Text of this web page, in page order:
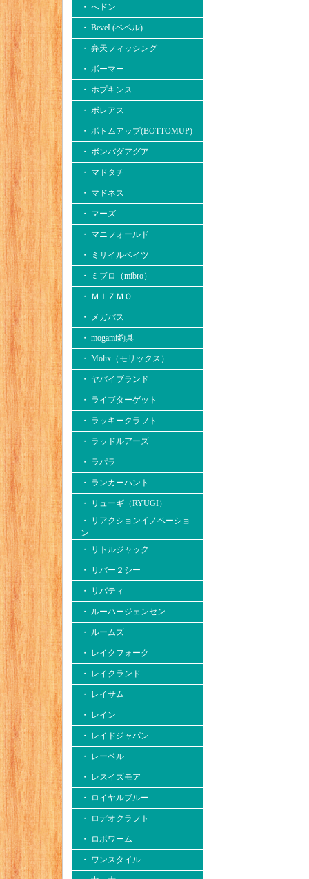
・ へドン
・ BeveL(ベベル)
・ 弁天フィッシング
・ ボーマー
・ ホプキンス
・ ボレアス
・ ボトムアップ(BOTTOMUP)
・ ボンバダアグア
・ マドタチ
・ マドネス
・ マーズ
・ マニフォールド
・ ミサイルベイツ
・ ミブロ（mibro）
・ ＭＩＺＭＯ
・ メガバス
・ mogami釣具
・ Molix（モリックス）
・ ヤバイブランド
・ ライブターゲット
・ ラッキークラフト
・ ラッドルアーズ
・ ラパラ
・ ランカーハント
・ リューギ（RYUGI）
・ リアクションイノベーショ
ン
・ リトルジャック
・ リバー２シー
・ リバティ
・ ルーハージェンセン
・ ルームズ
・ レイクフォーク
・ レイクランド
・ レイサム
・ レイン
・ レイドジャパン
・ レーベル
・ レスイズモア
・ ロイヤルブルー
・ ロデオクラフト
・ ロボワーム
・ ワンスタイル